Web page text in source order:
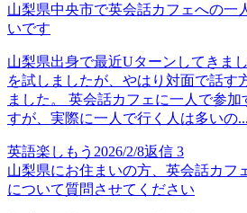
山梨県中央市で英会話カフェへの一
いです
山梨県出身で最近Uターンしてきま
を試しましたが、やはり対面で話す
ました。 英会話カフェに一人で参加
すが、実際に一人で行く人は多いの...
英語楽しもう 2026/2/8返信 3
山梨県にお住まいの方、英会話カフ
について質問させてください